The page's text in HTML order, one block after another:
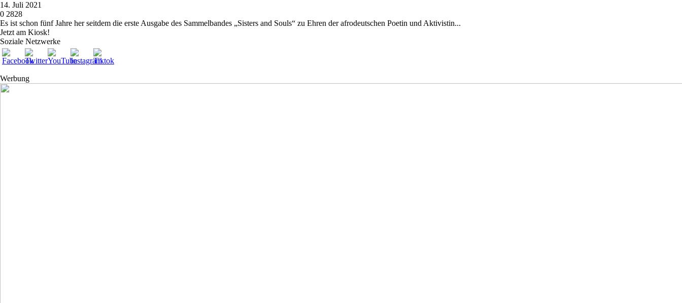
14. Juli 2021
0 2828
Es ist schon fünf Jahre her seitdem die erste Ausgabe des Sammelbandes „Sisters and Souls“ zu Ehren der afrodeutschen Poetin und Aktivistin...
Jetzt am Kiosk!
Soziale Netzwerke
Werbung